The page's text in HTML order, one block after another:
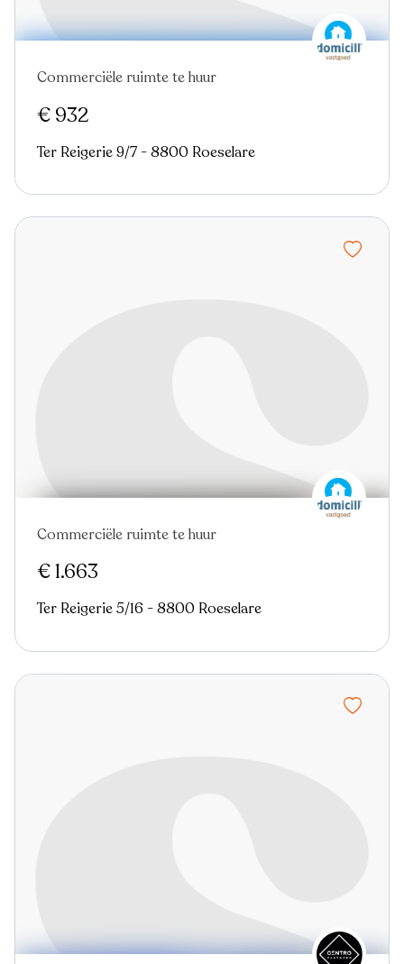
Commerciële ruimte te huur
€ 932
Ter Reigerie 9/7 - 8800 Roeselare
Commerciële ruimte te huur
€ 1.663
Ter Reigerie 5/16 - 8800 Roeselare